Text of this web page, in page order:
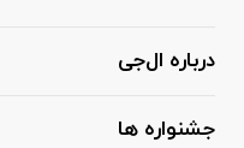
درباره ال‌جی
جشنواره ها